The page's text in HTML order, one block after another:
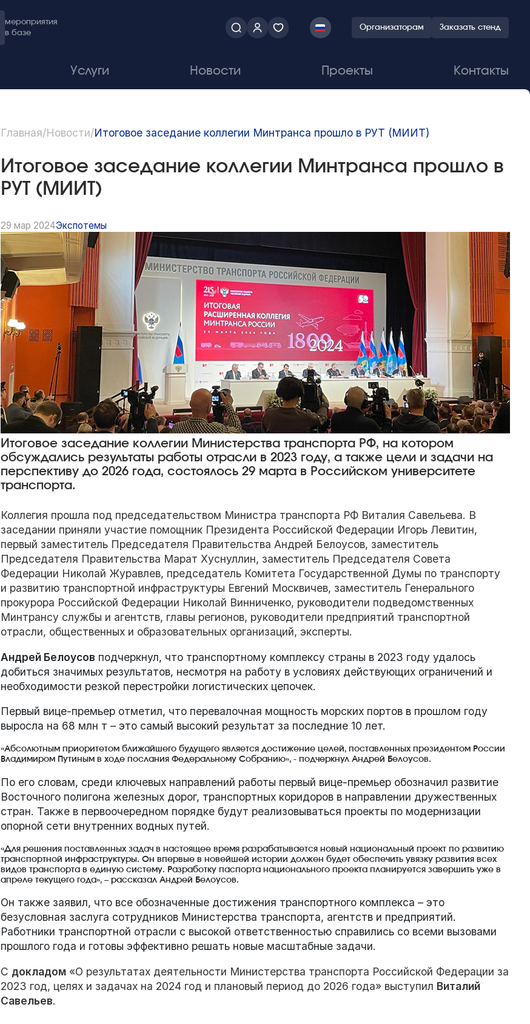
мероприятия
в базе
Организаторам Заказать стенд
Услуги Новости Проекты Контакты
Главная/Новости/Итоговое заседание коллегии Минтранса прошло в РУТ (МИИТ)
Итоговое заседание коллегии Минтранса прошло в
РУТ (МИИТ)
29 мар 2024Экспотемы
Итоговое заседание коллегии Министерства транспорта РФ, на котором
обсуждались результаты работы отрасли в 2023 году, а также цели и задачи на
перспективу до 2026 года, состоялось 29 марта в Российском университете
транспорта.
Коллегия прошла под председательством Министра транспорта РФ Виталия Савельева. В
заседании приняли участие помощник Президента Российской Федерации Игорь Левитин,
первый заместитель Председателя Правительства Андрей Белоусов, заместитель
Председателя Правительства Марат Хуснуллин, заместитель Председателя Совета
Федерации Николай Журавлев, председатель Комитета Государственной Думы по транспорту
и развитию транспортной инфраструктуры Евгений Москвичев, заместитель Генерального
прокурора Российской Федерации Николай Винниченко, руководители подведомственных
Минтрансу службы и агентств, главы регионов, руководители предприятий транспортной
отрасли, общественных и образовательных организаций, эксперты.
Андрей Белоусов подчеркнул, что транспортному комплексу страны в 2023 году удалось
добиться значимых результатов, несмотря на работу в условиях действующих ограничений и
необходимости резкой перестройки логистических цепочек.
Первый вице-премьер отметил, что перевалочная мощность морских портов в прошлом году
выросла на 68 млн т – это самый высокий результат за последние 10 лет.
«Абсолютным приоритетом ближайшего будущего является достижение целей, поставленных президентом России
Владимиром Путиным в ходе послания Федеральному Собранию», - подчеркнул Андрей Белоусов.
По его словам, среди ключевых направлений работы первый вице-премьер обозначил развитие
Восточного полигона железных дорог, транспортных коридоров в направлении дружественных
стран. Также в первоочередном порядке будут реализовываться проекты по модернизации
опорной сети внутренних водных путей.
«Для решения поставленных задач в настоящее время разрабатывается новый национальный проект по развитию
транспортной инфраструктуры. Он впервые в новейшей истории должен будет обеспечить увязку развития всех
видов транспорта в единую систему. Разработку паспорта национального проекта планируется завершить уже в
апреле текущего года», – рассказал Андрей Белоусов.
Он также заявил, что все обозначенные достижения транспортного комплекса – это
безусловная заслуга сотрудников Министерства транспорта, агентств и предприятий.
Работники транспортной отрасли с высокой ответственностью справились со всеми вызовами
прошлого года и готовы эффективно решать новые масштабные задачи.
С докладом «О результатах деятельности Министерства транспорта Российской Федерации за
2023 год, целях и задачах на 2024 год и плановый период до 2026 года» выступил Виталий
Савельев.